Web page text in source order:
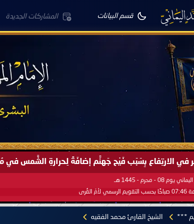
قسم البيانات المشاركات الجديدة
القُطبِ الشَّمالي كَما وعَدناكُم بالحقِّ لعَامِكم هذا (1445 هـ) ..
الآخرة - 1445 هـ
*** الشيخ القارئ محمد الفقيه